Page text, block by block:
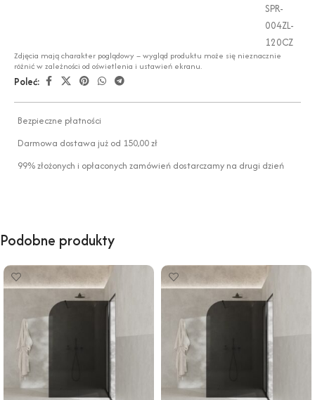
SPR-
004ZL-
120CZ
Zdjęcia mają charakter poglądowy – wygląd produktu może się nieznacznie
różnić w zależności od oświetlenia i ustawień ekranu.
Poleć:
Bezpieczne płatności
Darmowa dostawa już od 150,00 zł
99% złożonych i opłaconych zamówień dostarczamy na drugi dzień
Podobne produkty